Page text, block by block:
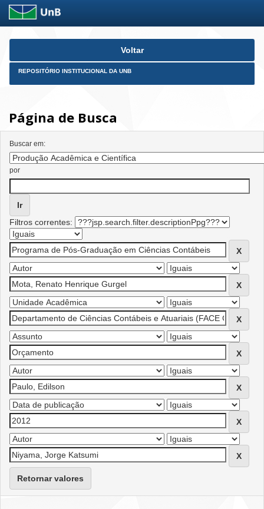
Skip
Voltar
REPOSITÓRIO INSTITUCIONAL DA UNB
Página de Busca
Buscar em:
por
Filtros correntes:
Retornar valores